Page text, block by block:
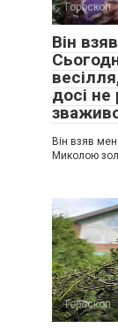
Гороскоп
Він
досі не
Він взяв
Миколою
Гороскоп